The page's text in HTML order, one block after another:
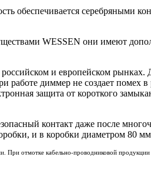
обеспечивается серебряными
WESSEN они имеют
и европейском
работе диммер не создает помех
защита от короткого
контакт даже после
и в коробки диаметром 80
При отмотке кабельно-проводниковой